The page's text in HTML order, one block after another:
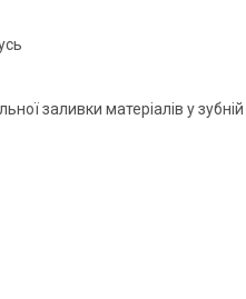
заливки матеріалів у